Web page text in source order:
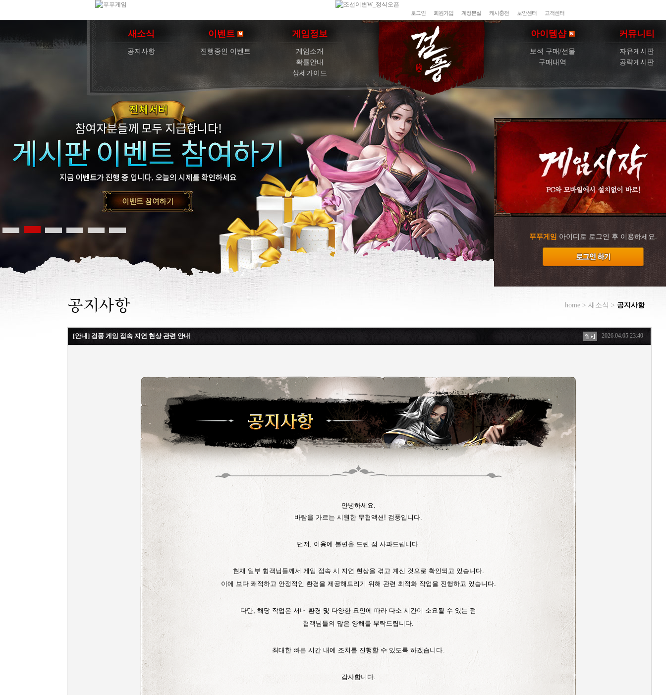
로그인 회원가입 계정분실 캐시충전 보안센터 고객센터
새소식
공지사항
이벤트
진행중인 이벤트
게임정보
게임소개
확률안내
상세가이드
아이템샵
보석 구매/선물
구매내역
커뮤니티
자유게시판
공략게시판
푸푸게임 아이디로 로그인 후 이용하세요.
home > 새소식 > 공지사항
[안내] 검풍 게임 접속 지연 현상 관련 안내 2026.04.05 23:40
안녕하세요.
바람을 가르는 시원한 무협액션! 검풍입니다.
먼저, 이용에 불편을 드린 점 사과드립니다.
현재 일부 협객님들께서 게임 접속 시 지연 현상을 겪고 계신 것으로 확인되고 있습니다.
이에 보다 쾌적하고 안정적인 환경을 제공해드리기 위해 관련 최적화 작업을 진행하고 있습니다.
다만, 해당 작업은 서버 환경 및 다양한 요인에 따라 다소 시간이 소요될 수 있는 점
협객님들의 많은 양해를 부탁드립니다.
최대한 빠른 시간 내에 조치를 진행할 수 있도록 하겠습니다.
감사합니다.